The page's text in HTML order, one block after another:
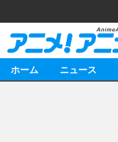
ホーム ニュース